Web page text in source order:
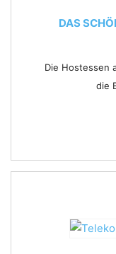
DAS
Die Hostessen
die